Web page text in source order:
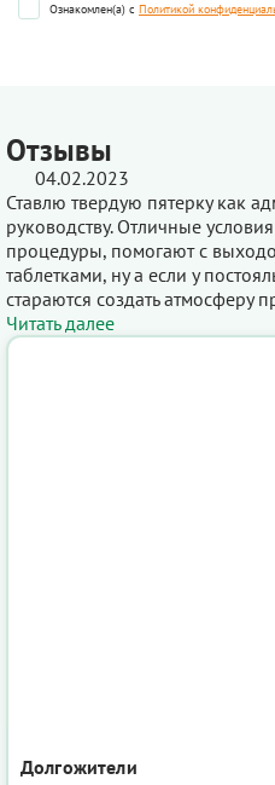
Ознакомлен(а) с Политикой
Отзывы
04.02.2023
Ставлю твердую пятерку как
руководству. Отличные
процедуры, помогают с
таблетками, ну а если у
стараются создать атмосферу
Читать далее
Долгожители